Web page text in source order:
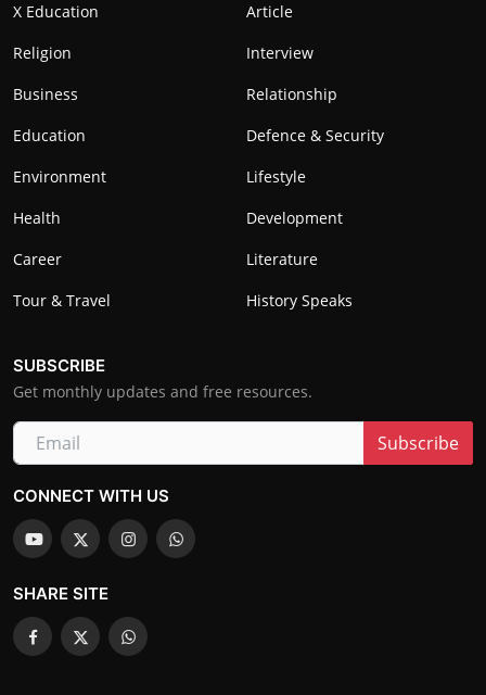
X Education
Article
Religion
Interview
Business
Relationship
Education
Defence & Security
Environment
Lifestyle
Health
Development
Career
Literature
Tour & Travel
History Speaks
SUBSCRIBE
Get monthly updates and free resources.
Subscribe
CONNECT WITH US
SHARE SITE